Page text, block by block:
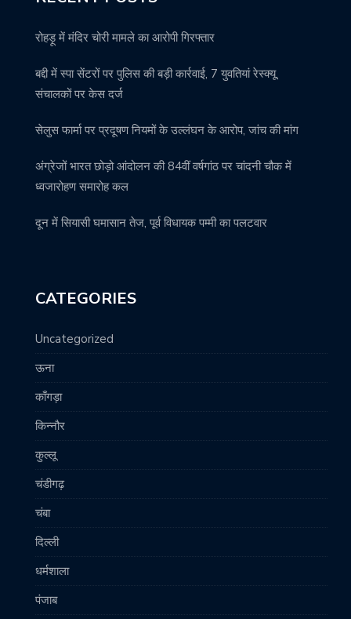
रोहड़ू में मंदिर चोरी मामले का आरोपी गिरफ्तार
बद्दी में स्पा सेंटरों पर पुलिस की बड़ी कार्रवाई, 7 युवतियां रेस्क्यू,
संचालकों पर केस दर्ज
सेलुस फार्मा पर प्रदूषण नियमों के उल्लंघन के आरोप, जांच की मांग
अंग्रेजों भारत छोड़ो आंदोलन की 84वीं वर्षगांठ पर चांदनी चौक में
ध्वजारोहण समारोह कल
दून में सियासी घमासान तेज, पूर्व विधायक पम्मी का पलटवार
CATEGORIES
Uncategorized
ऊना
काँगड़ा
किन्नौर
कुल्लू
चंडीगढ़
चंबा
दिल्ली
धर्मशाला
पंजाब